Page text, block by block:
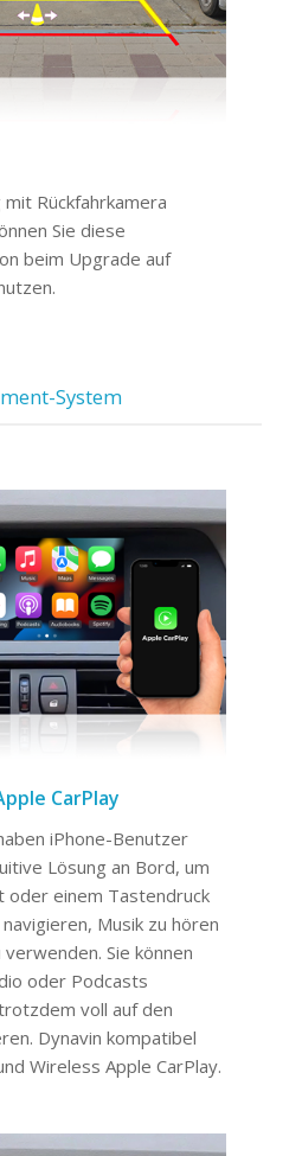
Rückfahrkamera
Sie diese
beim Upgrade auf
System
CarPlay
iPhone-Benutzer
Lösung an Bord, um
oder einem Tastendruck
Musik zu hören
Sie können
oder Podcasts
voll auf den
Dynavin kompatibel
Wireless Apple CarPlay.